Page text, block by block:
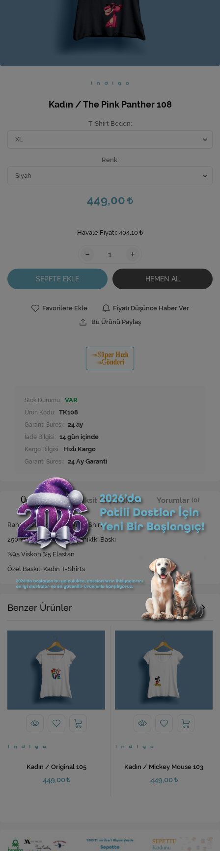
Ev Hediyeleri
Yeni İş Hediyeleri
Kadın / The Pink Panther 108
T-Shirt Beden
Renk
449,00
Havale Fiyatı: 404,10
- +
SEPETE EKLE HEMEN AL
Favorilere Ekle
Fiyatı Düşünce Haber Ver
Bu Ürünü Paylaş
Stok Durumu: VAR
Ürün Kodu: TK108
Garanti Süresi: 24 ay
İade Bilgisi:
Kargo Bilgisi: Hızlı Kargo
Garanti Süresi: 24 Ay Garanti
Ürün Bilgisi Taksit Seçenekleri Yorumlar (0)
Rahat Kesim Özel Baskılı T-Shirt
250 Yıkamaya Kadar Dayanıklkı Baskı
%95 Viskon %5 Elastan
Özel Baskılı Kadın T-Shirts
Benzer Ürünler
Kadın / Original 105
449,00
Kadın / Mickey Mouse 103
449,00